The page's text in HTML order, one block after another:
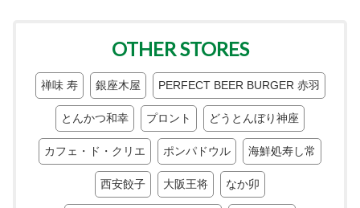
OTHER STORES
禅味 寿 銀座木屋 PERFECT BEER BURGER 赤羽
とんかつ和幸 プロント どうとんぼり神座
カフェ・ド・クリエ ポンパドウル 海鮮処寿し常
西安餃子 大阪王将 なか卯